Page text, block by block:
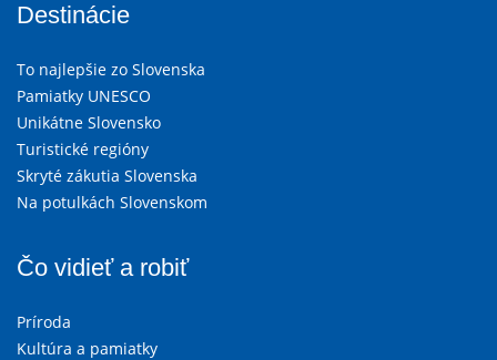
Destinácie
To najlepšie zo Slovenska
Pamiatky UNESCO
Unikátne Slovensko
Turistické regióny
Skryté zákutia Slovenska
Na potulkách Slovenskom
Čo vidieť a robiť
Príroda
Kultúra a pamiatky